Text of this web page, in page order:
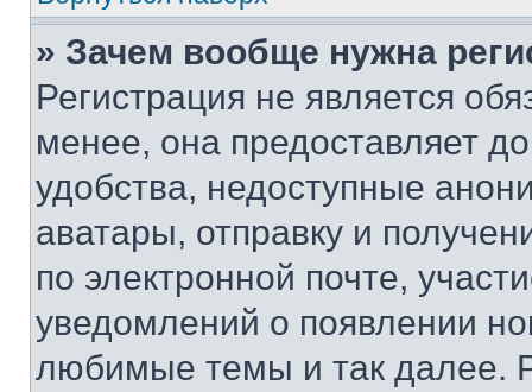
» Зачем вообще нужна
Регистрация не является
менее, она предоставляет
удобства, недоступные
аватары, отправку и
по электронной почте,
уведомлений о появлении
любимые темы и так далее.